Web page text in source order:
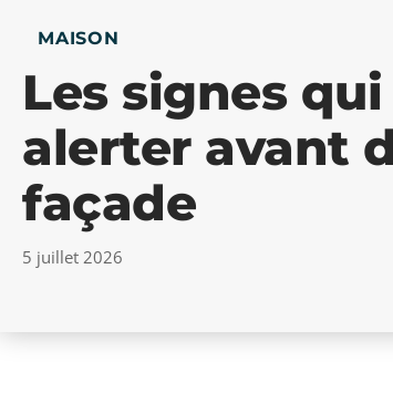
MAISON
Les signes
alerter avant
façade
5 juillet 2026